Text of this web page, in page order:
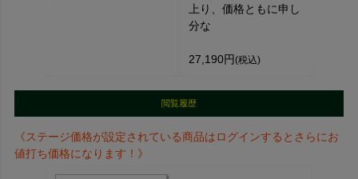
上り、価格ともに申し
分な
27,190円 (税込)
閲覧履歴
《ステージ価格が設定されている商品はログインするとさらにお
値打ち価格になります！》